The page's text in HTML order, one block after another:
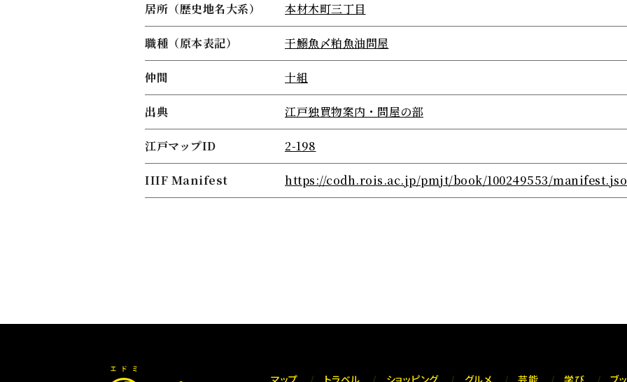
居所（歴史地名大系） 本材木町三丁目
職種（原本表記） 干鰯魚〆粕魚油問屋
仲間 十組
出典 江戸独買物案内・問屋の部
江戸マップID 2-198
IIIF Manifest https://codh.rois.ac.jp/pmjt/book/100249553/
マップ トラベル ショッピング グルメ 芸能 学び ブ